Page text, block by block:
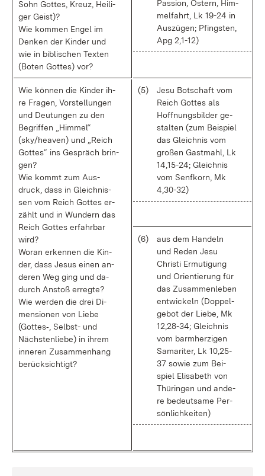
Sohn Got­tes, Kreuz, Hei­li­
ger Geist)?
Wie kom­men En­gel im
Den­ken der Kin­der und
wie in bi­bli­schen Tex­ten
(Bo­ten Got­tes) vor?
Pas­si­on, Os­tern, Him­
mel­fahrt, Lk 19-24 in
Aus­zü­gen; Pfings­ten,
Apg 2,1-12)
Wie kön­nen die Kin­der ih­
re Fra­gen, Vor­stel­lun­gen
und Deu­tun­gen zu den
Be­grif­fen „Him­mel“
(sky/hea­ven) und „Reich
Got­tes“ ins Ge­spräch brin­
gen?
Wie kommt zum Aus­
druck, dass in Gleich­nis­
sen vom Reich Got­tes er­
zählt und in Wun­dern das
Reich Got­tes er­fahr­bar
wird?
Wor­an er­ken­nen die Kin­
der, dass Je­sus ei­nen an­
de­ren Weg ging und da­
durch An­stoß er­reg­te?
Wie wer­den die drei Di­
men­sio­nen von Lie­be
(Got­tes‑, Selbst- und
Nächs­ten­lie­be) in ih­rem
in­ne­ren Zu­sam­men­hang
be­rück­sich­tigt?
(5)
Je­su Bot­schaft vom
Reich Got­tes als
Hoff­nungs­bil­der ge­
stal­ten (zum Bei­spiel
das Gleich­nis vom
gro­ßen Gast­mahl, Lk
14,15-24; Gleich­nis
vom Senf­korn, Mk
4,30-32)
(6)
aus dem Han­deln
und Re­den Je­su
Chris­ti Er­mu­ti­gung
und Ori­en­tie­rung für
das Zu­sam­men­le­ben
ent­wi­ckeln (Dop­pel­
ge­bot der Lie­be, Mk
12,28-34; Gleich­nis
vom barm­her­zi­gen
Sa­ma­ri­ter, Lk 10,25-
37 so­wie zum Bei­
spiel Eli­sa­beth von
Thü­rin­gen und an­de­
re be­deut­sa­me Per­
sön­lich­kei­ten)